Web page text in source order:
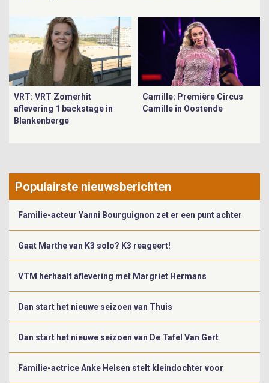
VRT: VRT Zomerhit
aflevering 1 backstage in
Blankenberge
Camille: Première Circus
Camille in Oostende
Populairste nieuwsberichten
Familie-acteur Yanni Bourguignon zet er een punt achter
Gaat Marthe van K3 solo? K3 reageert!
VTM herhaalt aflevering met Margriet Hermans
Dan start het nieuwe seizoen van Thuis
Dan start het nieuwe seizoen van De Tafel Van Gert
Familie-actrice Anke Helsen stelt kleindochter voor